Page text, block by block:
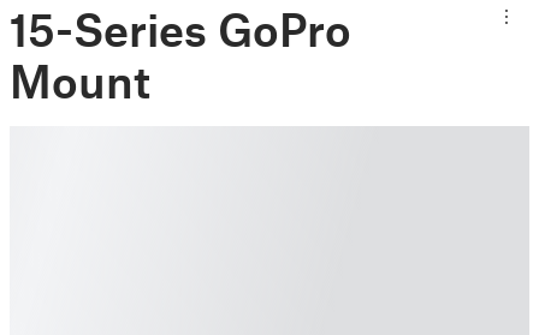
15-Series GoPro
Mount